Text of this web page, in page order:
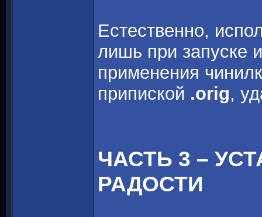
Естественно,
лишь при запуске
применения
припиской .orig,
ЧАСТЬ 3 –
РАДОСТИ